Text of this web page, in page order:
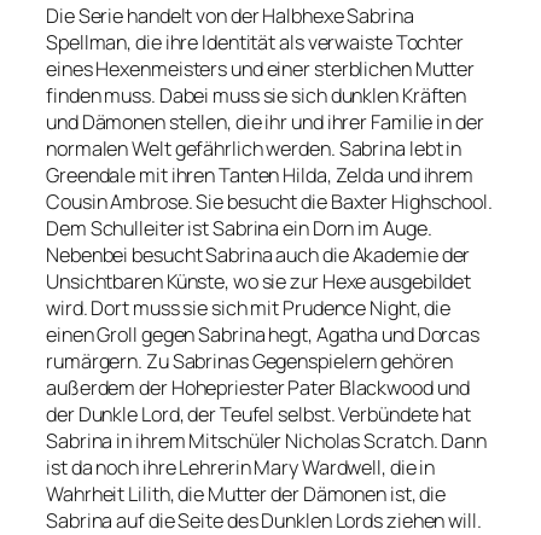
Die Serie handelt von der Halbhexe Sabrina
Spellman, die ihre Identität als verwaiste Tochter
eines Hexenmeisters und einer sterblichen Mutter
finden muss. Dabei muss sie sich dunklen Kräften
und Dämonen stellen, die ihr und ihrer Familie in der
normalen Welt gefährlich werden. Sabrina lebt in
Greendale mit ihren Tanten Hilda, Zelda und ihrem
Cousin Ambrose. Sie besucht die Baxter Highschool.
Dem Schulleiter ist Sabrina ein Dorn im Auge.
Nebenbei besucht Sabrina auch die Akademie der
Unsichtbaren Künste, wo sie zur Hexe ausgebildet
wird. Dort muss sie sich mit Prudence Night, die
einen Groll gegen Sabrina hegt, Agatha und Dorcas
rumärgern. Zu Sabrinas Gegenspielern gehören
außerdem der Hohepriester Pater Blackwood und
der Dunkle Lord, der Teufel selbst. Verbündete hat
Sabrina in ihrem Mitschüler Nicholas Scratch. Dann
ist da noch ihre Lehrerin Mary Wardwell, die in
Wahrheit Lilith, die Mutter der Dämonen ist, die
Sabrina auf die Seite des Dunklen Lords ziehen will.